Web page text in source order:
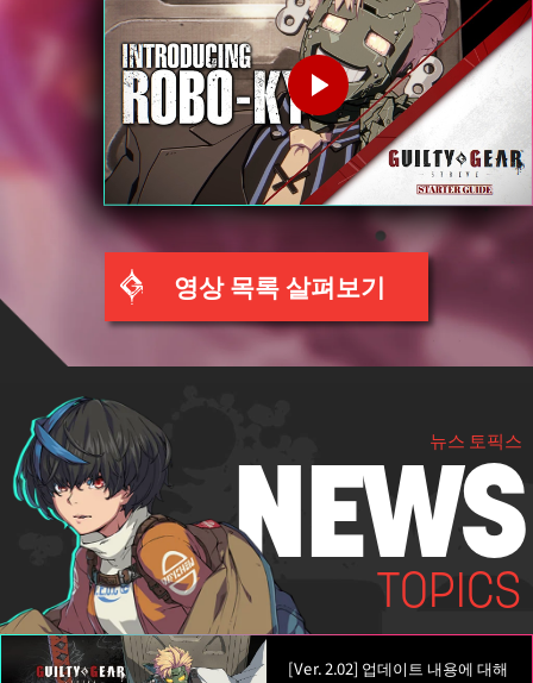
영상 목록 살펴보기
NEWS
TOPICS
뉴스 토픽스
[Ver. 2.02] 업데이트 내용에 대해